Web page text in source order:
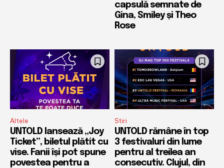
capsulă semnate de
Gina, Smiley și Theo
Rose
Altele
UNTOLD lansează „Joy
Ticket”, biletul plătit cu
vise. Fanii își pot spune
povestea pentru a
Stiri
UNTOLD rămâne în top
3 festivaluri din lume
pentru al treilea an
consecutiv. Clujul, din